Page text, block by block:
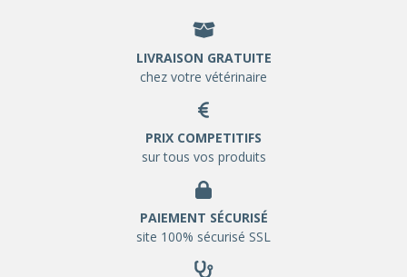
LIVRAISON GRATUITE
chez votre vétérinaire
PRIX COMPETITIFS
sur tous vos produits
PAIEMENT SÉCURISÉ
site 100% sécurisé SSL